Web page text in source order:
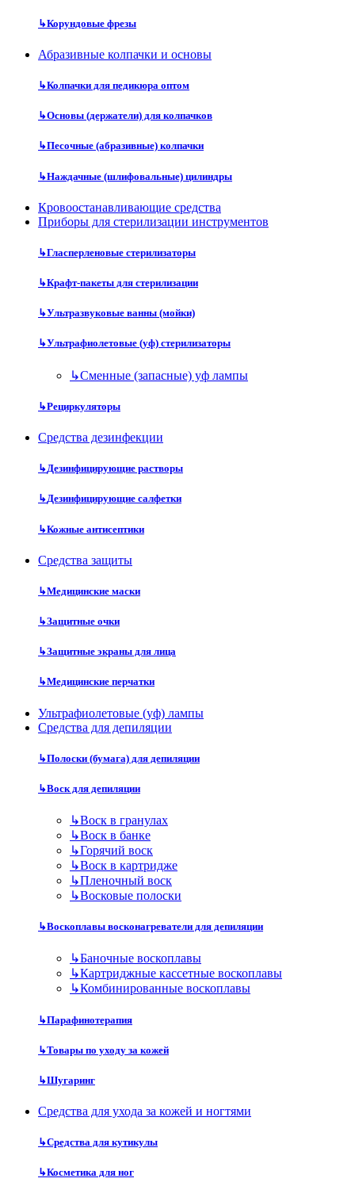
↳Корундовые фрезы
Абразивные колпачки и основы
↳Колпачки для педикюра оптом
↳Основы (держатели) для колпачков
↳Песочные (абразивные) колпачки
↳Наждачные (шлифовальные) цилиндры
Кровоостанавливающие средства
Приборы для стерилизации инструментов
↳Гласперленовые стерилизаторы
↳Крафт-пакеты для стерилизации
↳Ультразвуковые ванны (мойки)
↳Ультрафиолетовые (уф) стерилизаторы
↳Сменные (запасные) уф лампы
↳Рециркуляторы
Средства дезинфекции
↳Дезинфицирующие растворы
↳Дезинфицирующие салфетки
↳Кожные антисептики
Средства защиты
↳Медицинские маски
↳Защитные очки
↳Защитные экраны для лица
↳Медицинские перчатки
Ультрафиолетовые (уф) лампы
Средства для депиляции
↳Полоски (бумага) для депиляции
↳Воск для депиляции
↳Воск в гранулах
↳Воск в банке
↳Горячий воск
↳Воск в картридже
↳Пленочный воск
↳Восковые полоски
↳Воскоплавы восконагреватели для депиляции
↳Баночные воскоплавы
↳Картриджные кассетные воскоплавы
↳Комбинированные воскоплавы
↳Парафинотерапия
↳Товары по уходу за кожей
↳Шугаринг
Средства для ухода за кожей и ногтями
↳Средства для кутикулы
↳Косметика для ног